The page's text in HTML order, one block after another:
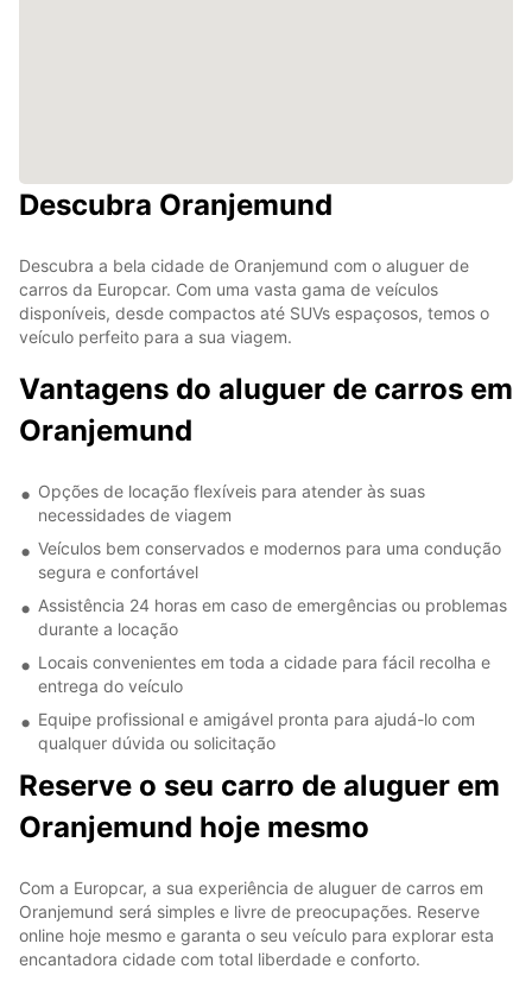
Descubra Oranjemund
Descubra a bela cidade de Oranjemund com o aluguer de
carros da Europcar. Com uma vasta gama de veículos
disponíveis, desde compactos até SUVs espaçosos, temos o
veículo perfeito para a sua viagem.
Vantagens do aluguer de carros em
Oranjemund
Opções de locação flexíveis para atender às suas
necessidades de viagem
Veículos bem conservados e modernos para uma condução
segura e confortável
Assistência 24 horas em caso de emergências ou problemas
durante a locação
Locais convenientes em toda a cidade para fácil recolha e
entrega do veículo
Equipe profissional e amigável pronta para ajudá-lo com
qualquer dúvida ou solicitação
Reserve o seu carro de aluguer em
Oranjemund hoje mesmo
Com a Europcar, a sua experiência de aluguer de carros em
Oranjemund será simples e livre de preocupações. Reserve
online hoje mesmo e garanta o seu veículo para explorar esta
encantadora cidade com total liberdade e conforto.